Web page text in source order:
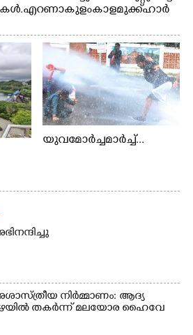
എറണാകുളം കാളമുക്ക് ഹാർ
യുവമോർച്ചമാർച്ച്...
നിർമ്മാണം: ആദ്യ
തകർന്ന് മലയോര ഹൈവേ